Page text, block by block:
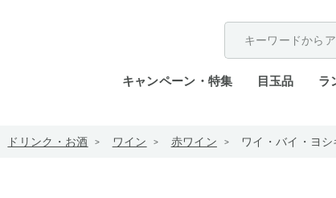
キャンペーン・特集 目玉品 ラ
ドリンク・お酒 ワイン 赤ワイン ワイ・バイ・ヨ